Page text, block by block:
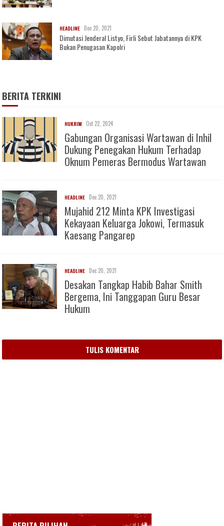
HEADLINE Dec 20, 2021
Dimutasi Jenderal Listyo, Firli Sebut Jabatannya di KPK
Bukan Penugasan Kapolri
BERITA TERKINI
HUKRIM Oct 22, 2024
Gabungan Organisasi Wartawan di Inhil
Dukung Penegakan Hukum Terhadap
Oknum Pemeras Bermodus Wartawan
HEADLINE Dec 20, 2021
Mujahid 212 Minta KPK Investigasi
Kekayaan Keluarga Jokowi, Termasuk
Kaesang Pangarep
HEADLINE Dec 20, 2021
Desakan Tangkap Habib Bahar Smith
Bergema, Ini Tanggapan Guru Besar
Hukum
TULIS KOMENTAR